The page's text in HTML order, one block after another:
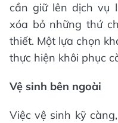
cần giữ lên dịch vụ
xóa bỏ những thứ
thiết. Một lựa chọn
thực hiện khôi phục
Vệ sinh bên ngoài
Việc vệ sinh kỹ